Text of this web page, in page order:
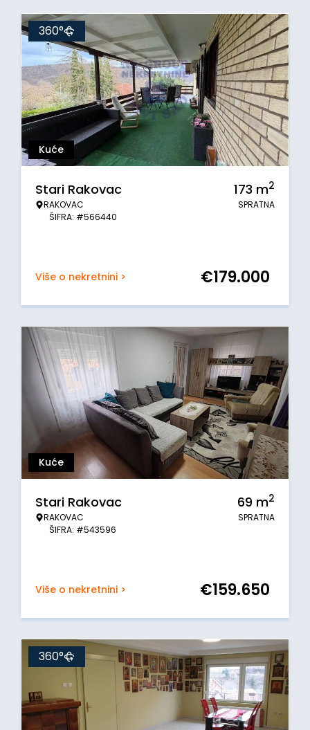
Kuće
360°
Stari Rakovac
RAKOVAC
ŠIFRA: #566440
173 m2
SPRATNA
Više o nekretnini > €179.000
Kuće
Stari Rakovac
RAKOVAC
ŠIFRA: #543596
69 m2
SPRATNA
Više o nekretnini > €159.650
360°